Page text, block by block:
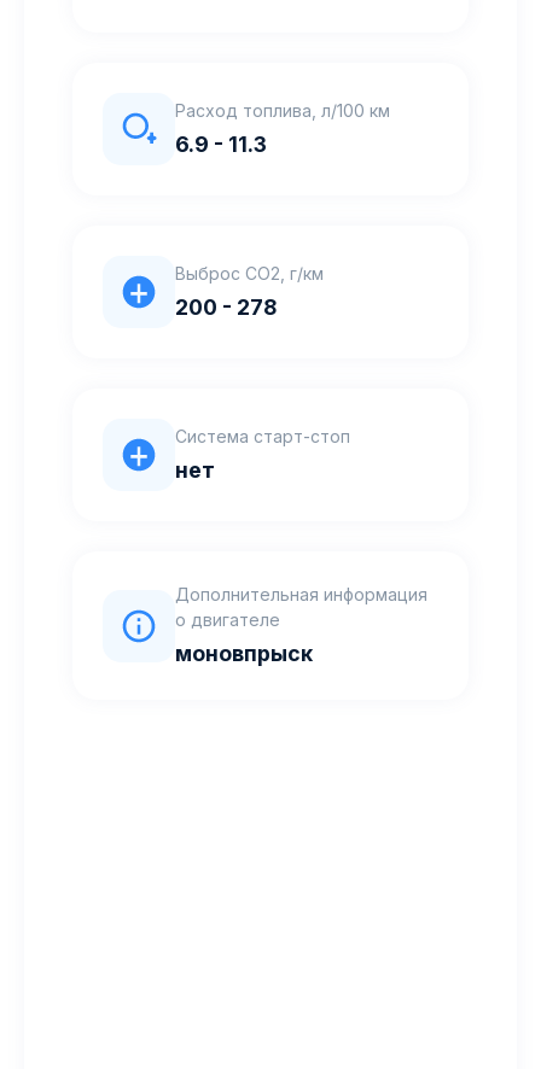
Расход топлива, л/100 км
6.9 - 11.3
Выброс CO2, г/км
200 - 278
Система старт-стоп
нет
Дополнительная информация
о двигателе
моновпрыск